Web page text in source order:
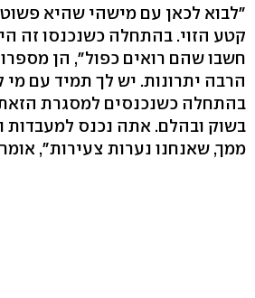
"לבוא לכאן עם מישהי שהיא
קטע הזוי. בהתחלה כשנכנסו זה
חשבו שהם רואים כפול", הן
הרבה יתרונות. יש לך תמיד עם מי
בהתחלה כשנכנסים למסגרת
בשוק ובהלם. אתה נכנס למעבדות
ממך, שאנחנו נערות צעירות",